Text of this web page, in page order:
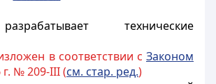
технические
в соответствии с Законом
г. № 209-III (см. стар. ред.)